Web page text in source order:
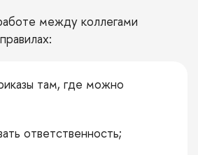
между коллегами
там, где можно
ответственность;